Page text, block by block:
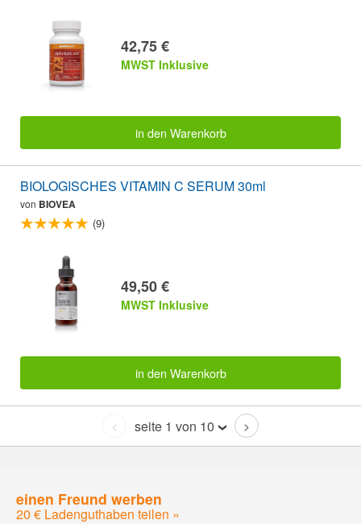
42,75 €
MWST Inklusive
in den Warenkorb
BIOLOGISCHES VITAMIN C SERUM 30ml
von BIOVEA
(9)
49,50 €
MWST Inklusive
in den Warenkorb
< seite 1 von 10 >
einen Freund werben
20 € Ladenguthaben teilen »